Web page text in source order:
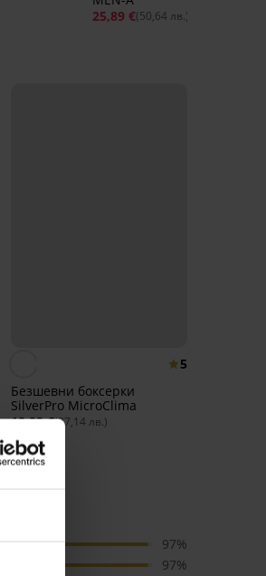
25,89 €(50,64 лв.)
5
Безшевни боксерки
SilverPro MicroClima
18,99 €(37,14 лв.)
97%
97%